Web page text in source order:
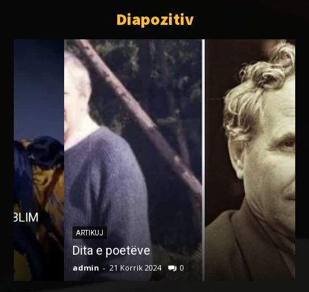
Diapozitiv
ARTIKUJ
Dita e poetëve
21 Korrik 2024 0